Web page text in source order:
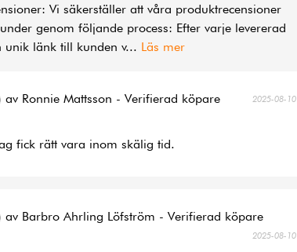
Vi säkerställer att våra produktrecensioner
genom följande process: Efter varje levererad
unik länk till kunden v... Läs mer
av Ronnie Mattsson - Verifierad köpare 2025-08-10
fick rätt vara inom skälig tid.
av Barbro Ahrling Löfström - Verifierad köpare
2025-08-10